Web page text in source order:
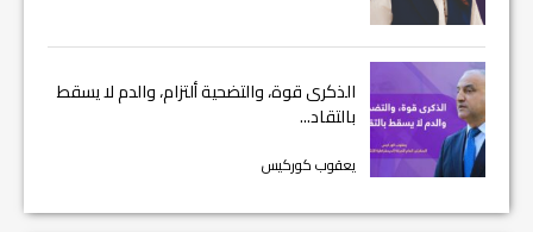
الذكرى قوة، والتضحية ألتزام، والدم لا يسقط
بالتقاد...
يعقوب كوركيس